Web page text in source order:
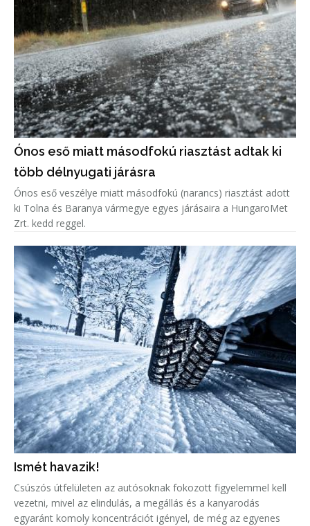
Ónos eső miatt másodfokú riasztást adtak ki
több délnyugati járásra
Ónos eső veszélye miatt másodfokú (narancs) riasztást adott
ki Tolna és Baranya vármegye egyes járásaira a HungaroMet
Zrt. kedd reggel.
Ismét havazik!
Csúszós útfelületen az autósoknak fokozott figyelemmel kell
vezetni, mivel az elindulás, a megállás és a kanyarodás
egyaránt komoly koncentrációt igényel, de még az egyenes